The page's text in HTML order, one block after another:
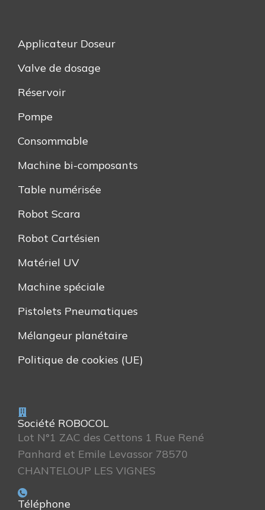
Applicateur Doseur
Valve de dosage
Réservoir
Pompe
Consommable
Machine bi-composants
Table numérisée
Robot Scara
Robot Cartésien
Matériel UV
Machine spéciale
Pistolets Pneumatiques
Mélangeur planétaire
Politique de cookies (UE)
Société ROBOCOL
Lot N°1 ZAC des Cettons 1 Rue René
Panhard et Emile Levassor 78570
CHANTELOUP LES VIGNES
Téléphone